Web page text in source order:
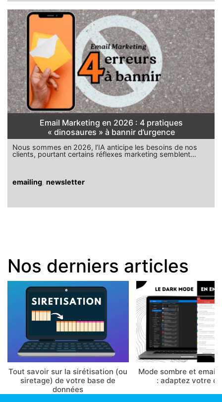
Email Marketing en 2026 : 4 pratiques
« dinosaures » à bannir d’urgence
Nous sommes en 2026, l’IA anticipe les besoins de nos
clients, pourtant certains réflexes marketing semblent…
emailing newsletter
Nos derniers articles
Tout savoir sur la sirétisation (ou
siretage) de votre base de
données
Mode sombre et email
: adaptez votre